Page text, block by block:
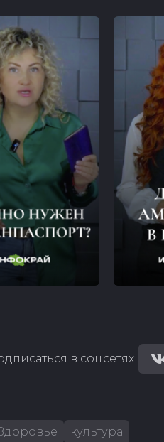
в соцсетях
культура